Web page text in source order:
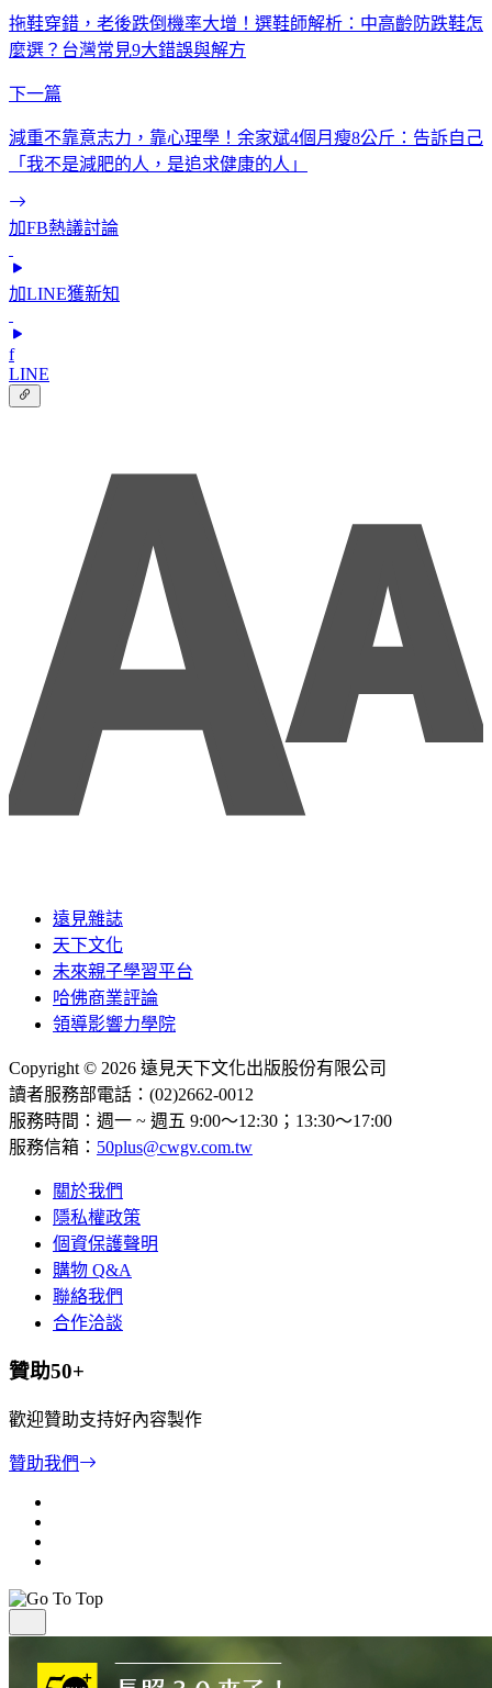
拖鞋穿錯，老後跌倒機率大增！選鞋師解析：中高齡防跌鞋怎
麼選？台灣常見9大錯誤與解方
下一篇
減重不靠意志力，靠心理學！余家斌4個月瘦8公斤：告訴自己
「我不是減肥的人，是追求健康的人」
加FB熱議討論
加LINE獲新知
f
LINE
遠見雜誌
天下文化
未來親子學習平台
哈佛商業評論
領導影響力學院
Copyright © 2026 遠見天下文化出版股份有限公司
讀者服務部電話：(02)2662-0012
服務時間：週一 ~ 週五 9:00～12:30；13:30～17:00
服務信箱： 50plus@cwgv.com.tw
關於我們
隱私權政策
個資保護聲明
購物 Q&A
聯絡我們
合作洽談
贊助50+
歡迎贊助支持好內容製作
贊助我們